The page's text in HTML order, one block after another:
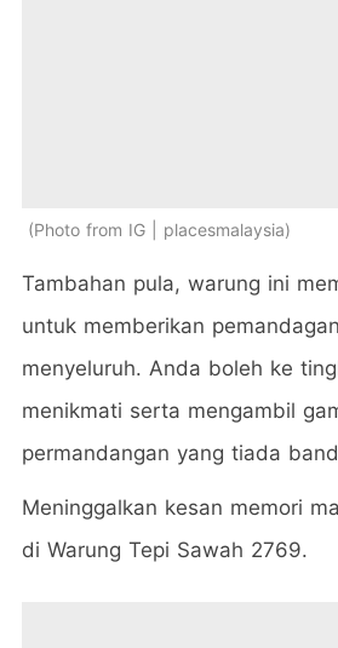
Photo from IG | placesmalaysia
Tambahan pula, warung ini
untuk memberikan
menyeluruh. Anda boleh ke
menikmati serta mengambil
permandangan yang tiada
Meninggalkan kesan memori
di Warung Tepi Sawah 2769.